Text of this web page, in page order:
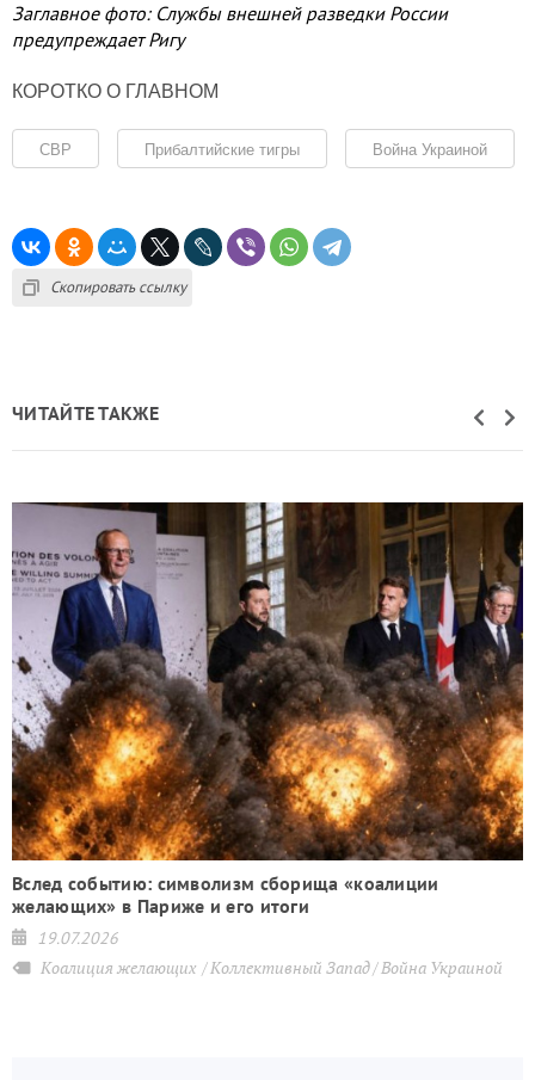
Заглавное фото: Службы внешней разведки России
предупреждает Ригу
КОРОТКО О ГЛАВНОМ
СВР Прибалтийские тигры Война Украиной
Скопировать ссылку
ЧИТАЙТЕ ТАКЖЕ
Вслед событию: символизм сборища «коалиции
желающих» в Париже и его итоги
19.07.2026
Коалиция желающих Коллективный Запад Война Украиной